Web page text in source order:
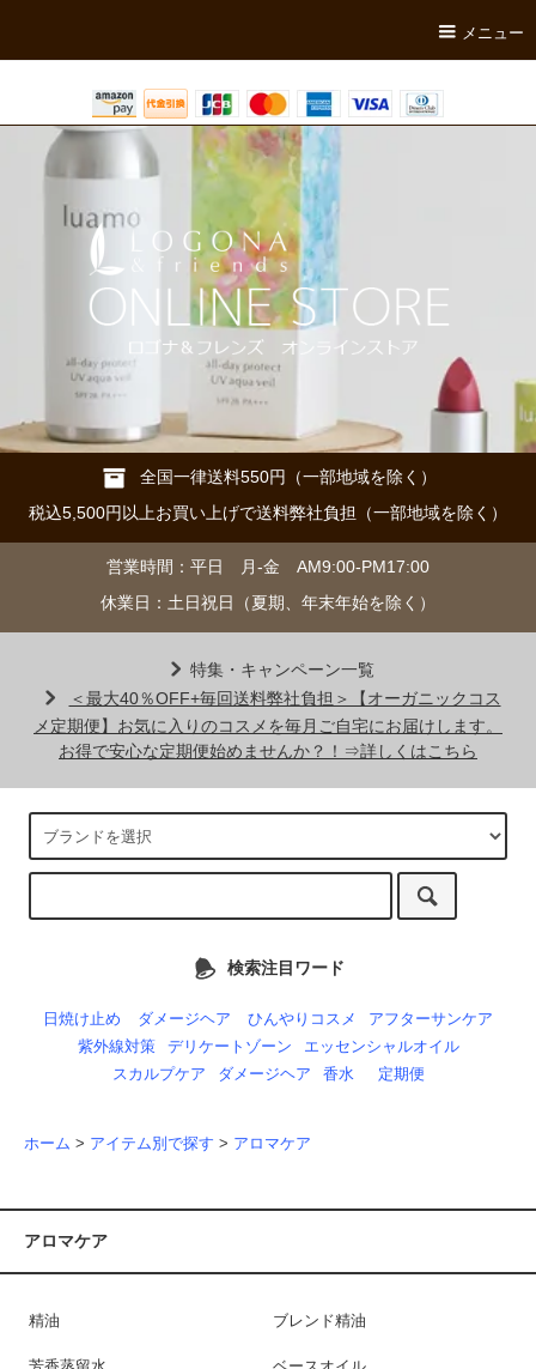
メニュー
全国一律送料550円（一部地域を除く）
税込5,500円以上お買い上げで送料弊社負担（一部地域を除く）
営業時間：平日 月-金 AM9:00-PM17:00
休業日：土日祝日（夏期、年末年始を除く）
特集・キャンペーン一覧
＜最大40％OFF+毎回送料弊社負担＞【オーガニックコス
メ定期便】お気に入りのコスメを毎月ご自宅にお届けします。
お得で安心な定期便始めませんか？！⇒詳しくはこちら
検索注目ワード
日焼け止め ダメージヘア ひんやりコスメ
アフターサンケア
紫外線対策
デリケートゾーン
エッセンシャルオイル
スカルプケア
ダメージヘア 香水 定期便
ホーム > アイテム別で探す > アロマケア
アロマケア
精油 ブレンド精油